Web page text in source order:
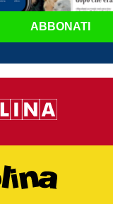
ABBONATI